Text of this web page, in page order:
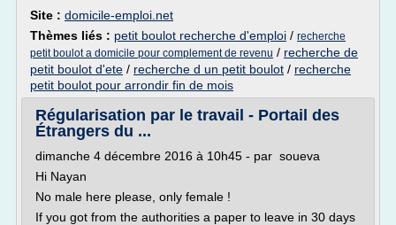
Site : domicile-emploi.net
Thèmes liés : petit boulot recherche d'emploi / recherche
petit boulot a domicile pour complement de revenu / recherche de
petit boulot d'ete / recherche d un petit boulot / recherche
petit boulot pour arrondir fin de mois
Régularisation par le travail - Portail des
Étrangers du ...
dimanche 4 décembre 2016 à 10h45 - par soueva
Hi Nayan
No male here please, only female !
If you got from the authorities a paper to leave in 30 days